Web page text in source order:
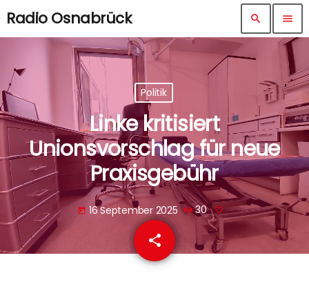
Radio Osnabrück search menu
Politik
Linke kritisiert
Unionsvorschlag für neue
Praxisgebühr
today 16 September 2025 30
share
email